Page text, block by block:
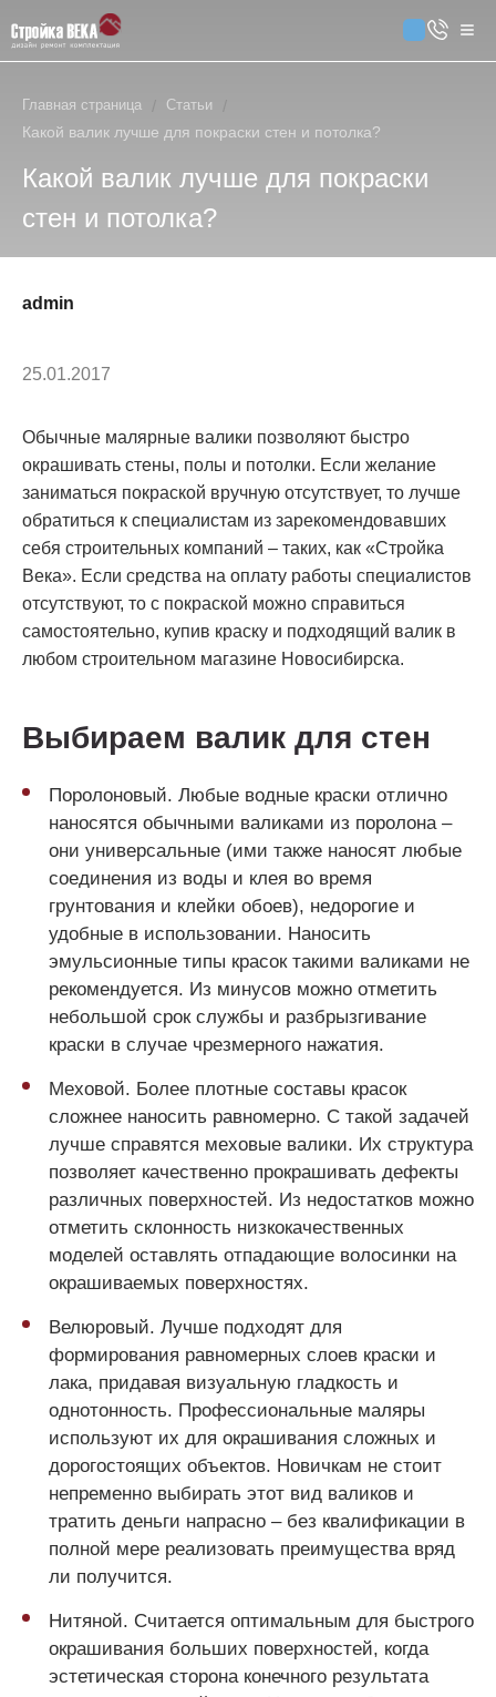
Главная страница Статьи
Какой валик лучше для покраски стен и потолка?
Какой валик лучше для покраски
стен и потолка?
admin
25.01.2017
Обычные малярные валики позволяют быстро
окрашивать стены, полы и потолки. Если желание
заниматься покраской вручную отсутствует, то лучше
обратиться к специалистам из зарекомендовавших
себя строительных компаний – таких, как «Стройка
Века». Если средства на оплату работы специалистов
отсутствуют, то с покраской можно справиться
самостоятельно, купив краску и подходящий валик в
любом строительном магазине Новосибирска.
Выбираем валик для стен
Поролоновый. Любые водные краски отлично
наносятся обычными валиками из поролона –
они универсальные (ими также наносят любые
соединения из воды и клея во время
грунтования и клейки обоев), недорогие и
удобные в использовании. Наносить
эмульсионные типы красок такими валиками не
рекомендуется. Из минусов можно отметить
небольшой срок службы и разбрызгивание
краски в случае чрезмерного нажатия.
Меховой. Более плотные составы красок
сложнее наносить равномерно. С такой задачей
лучше справятся меховые валики. Их структура
позволяет качественно прокрашивать дефекты
различных поверхностей. Из недостатков можно
отметить склонность низкокачественных
моделей оставлять отпадающие волосинки на
окрашиваемых поверхностях.
Велюровый. Лучше подходят для
формирования равномерных слоев краски и
лака, придавая визуальную гладкость и
однотонность. Профессиональные маляры
используют их для окрашивания сложных и
дорогостоящих объектов. Новичкам не стоит
непременно выбирать этот вид валиков и
тратить деньги напрасно – без квалификации в
полной мере реализовать преимущества вряд
ли получится.
Нитяной. Считается оптимальным для быстрого
окрашивания больших поверхностей, когда
эстетическая сторона конечного результата